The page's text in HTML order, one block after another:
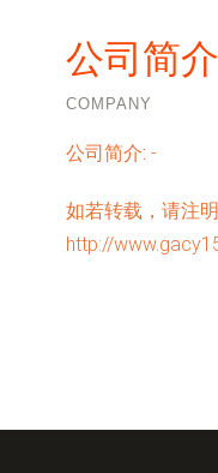
公司简介
COMPANY
公司简介: -
如若转载，请注明
http://